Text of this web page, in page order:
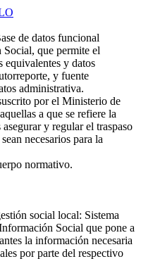
de datos funcional
que permite el
equivalentes y datos
y fuente
administrativa.
por el Ministerio de
a que se refiere la
y regular el traspaso
necesarios para la
normativo.
social local: Sistema
Social que pone a
la información necesaria
por parte del respectivo